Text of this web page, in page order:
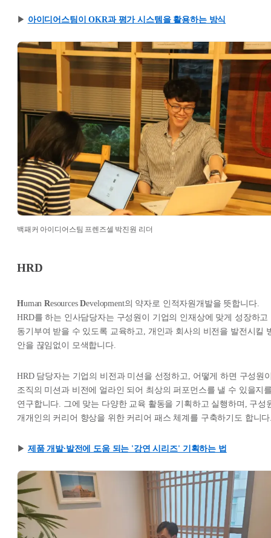
▶︎ 아이디어스팀이 OKR과 평가 시스템을 활용하는 방식
백패커 아이디어스팀 프렌즈셀 박진원 리더
HRD
HumanResourcesDevelopment의 약자로 인적자원개발을 뜻합니다.
HRD를 하는 인사담당자는 구성원이 기업의 인재상에 맞게 성장하고
동기부여 받을 수 있도록 교육하고, 개인과 회사의 비전을 발전시킬
안을 끊임없이 모색합니다.
HRD 담당자는 기업의 비전과 미션을 선정하고, 어떻게 하면 구성원
조직의 미션과 비전에 얼라인 되어 최상의 퍼포먼스를 낼 수 있을지
연구합니다. 그에 맞는 다양한 교육 활동을 기획하고 실행하며, 구성
개개인의 커리어 향상을 위한 커리어 패스 체계를 구축하기도 합니
▶︎ 제품 개발∙발전에 도움 되는 '강연 시리즈' 기획하는 법